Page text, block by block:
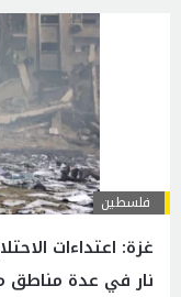
فلسطين
غزة: اعتداءات
نار في عدة مناطق